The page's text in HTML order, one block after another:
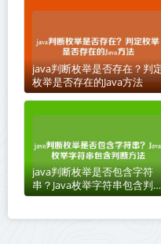
java判断枚举是否存在？判
枚举是否存在的Java方法
java判断枚举是否包含字符
串？Java枚举字符串包含判
方法